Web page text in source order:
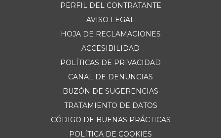
PERFIL DEL CONTRATANTE
AVISO LEGAL
HOJA DE RECLAMACIONES
ACCESIBILIDAD
POLÍTICAS DE PRIVACIDAD
CANAL DE DENUNCIAS
BUZÓN DE SUGERENCIAS
TRATAMIENTO DE DATOS
CÓDIGO DE BUENAS PRÁCTICAS
POLÍTICA DE COOKIES